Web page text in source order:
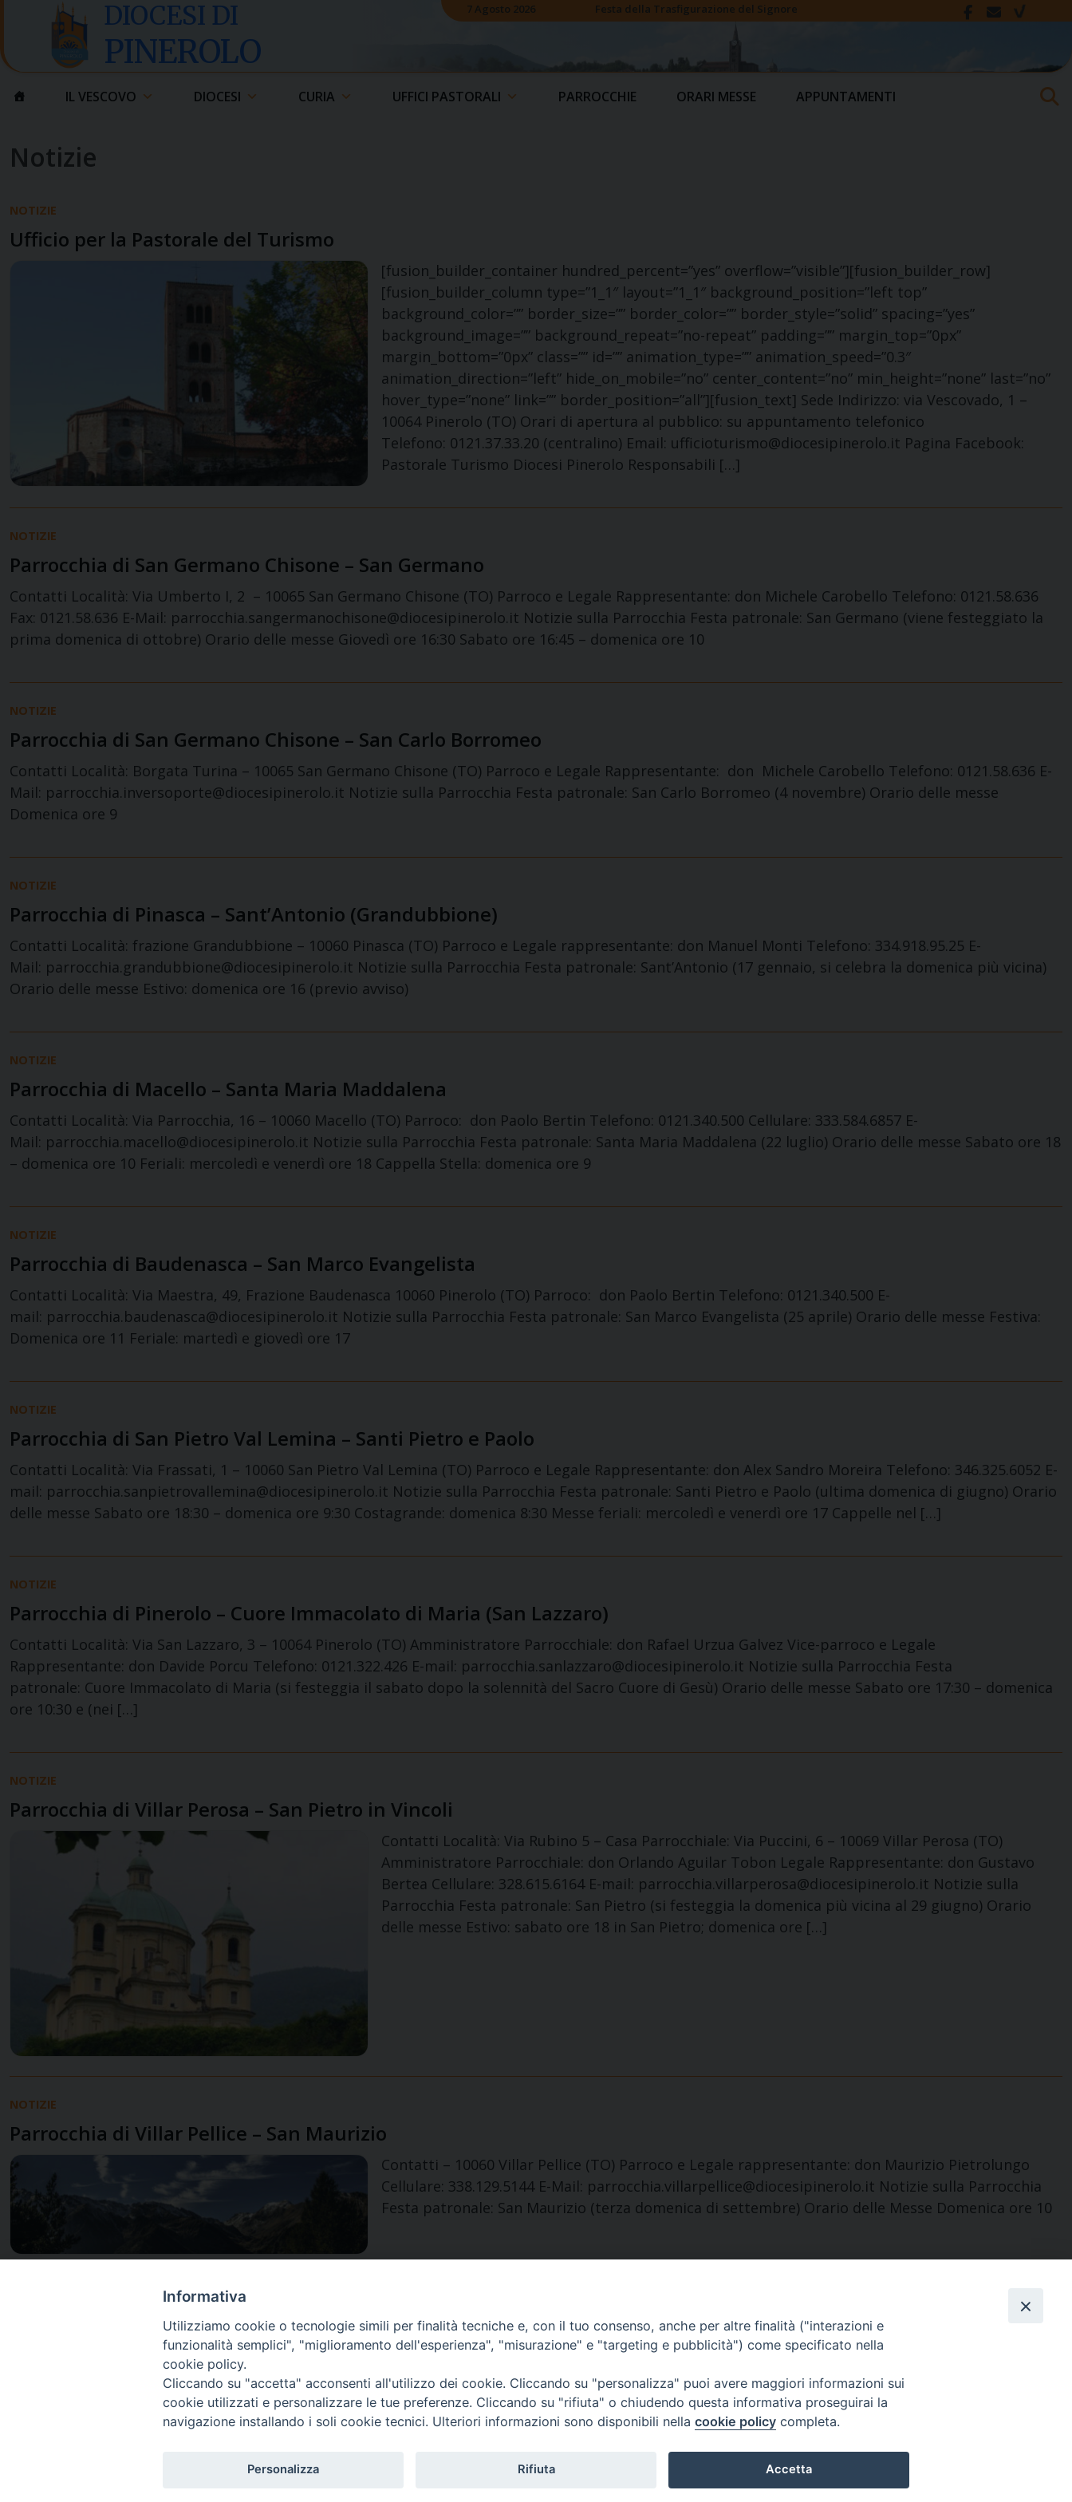
content
DIOCESI DI
PINEROLO
7 Agosto 2026 Festa della Trasfigurazione del Signore
IL VESCOVO DIOCESI CURIA UFFICI PASTORALI PARROCCHIE ORARI MESSE APPUNTAMENTI
Notizie
NOTIZIE
Ufficio per la Pastorale del Turismo
[fusion_builder_container hundred_percent=”yes” overflow=”visible”][fusion_builder_row]
[fusion_builder_column type=”1_1″ layout=”1_1″ background_position=”left top”
background_color=”” border_size=”” border_color=”” border_style=”solid” spacing=”yes”
background_image=”” background_repeat=”no-repeat” padding=”” margin_top=”0px”
margin_bottom=”0px” class=”” id=”” animation_type=”” animation_speed=”0.3″
animation_direction=”left” hide_on_mobile=”no” center_content=”no” min_height=”none” last=”no”
hover_type=”none” link=”” border_position=”all”][fusion_text] Sede Indirizzo: via Vescovado, 1 –
10064 Pinerolo (TO) Orari di apertura al pubblico: su appuntamento telefonico
Telefono: 0121.37.33.20 (centralino) Email: ufficioturismo@diocesipinerolo.it Pagina Facebook:
Pastorale Turismo Diocesi Pinerolo Responsabili […]
NOTIZIE
Parrocchia di San Germano Chisone – San Germano
Contatti Località: Via Umberto I, 2 – 10065 San Germano Chisone (TO) Parroco e Legale Rappresentante: don Michele Carobello Telefono: 0121.58.636
Fax: 0121.58.636 E-Mail: parrocchia.sangermanochisone@diocesipinerolo.it Notizie sulla Parrocchia Festa patronale: San Germano (viene festeggiato la
prima domenica di ottobre) Orario delle messe Giovedì ore 16:30 Sabato ore 16:45 – domenica ore 10
NOTIZIE
Parrocchia di San Germano Chisone – San Carlo Borromeo
Contatti Località: Borgata Turina – 10065 San Germano Chisone (TO) Parroco e Legale Rappresentante: don Michele Carobello Telefono: 0121.58.636 E-
Mail: parrocchia.inversoporte@diocesipinerolo.it Notizie sulla Parrocchia Festa patronale: San Carlo Borromeo (4 novembre) Orario delle messe
Domenica ore 9
NOTIZIE
Parrocchia di Pinasca – Sant’Antonio (Grandubbione)
Contatti Località: frazione Grandubbione – 10060 Pinasca (TO) Parroco e Legale rappresentante: don Manuel Monti Telefono: 334.918.95.25 E-
Mail: parrocchia.grandubbione@diocesipinerolo.it Notizie sulla Parrocchia Festa patronale: Sant’Antonio (17 gennaio, si celebra la domenica più vicina)
Orario delle messe Estivo: domenica ore 16 (previo avviso)
NOTIZIE
Parrocchia di Macello – Santa Maria Maddalena
Contatti Località: Via Parrocchia, 16 – 10060 Macello (TO) Parroco: don Paolo Bertin Telefono: 0121.340.500 Cellulare: 333.584.6857 E-
Mail: parrocchia.macello@diocesipinerolo.it Notizie sulla Parrocchia Festa patronale: Santa Maria Maddalena (22 luglio) Orario delle messe Sabato ore 18
– domenica ore 10 Feriali: mercoledì e venerdì ore 18 Cappella Stella: domenica ore 9
NOTIZIE
Parrocchia di Baudenasca – San Marco Evangelista
Contatti Località: Via Maestra, 49, Frazione Baudenasca 10060 Pinerolo (TO) Parroco: don Paolo Bertin Telefono: 0121.340.500 E-
mail: parrocchia.baudenasca@diocesipinerolo.it Notizie sulla Parrocchia Festa patronale: San Marco Evangelista (25 aprile) Orario delle messe Festiva:
Domenica ore 11 Feriale: martedì e giovedì ore 17
NOTIZIE
Parrocchia di San Pietro Val Lemina – Santi Pietro e Paolo
Contatti Località: Via Frassati, 1 – 10060 San Pietro Val Lemina (TO) Parroco e Legale Rappresentante: don Alex Sandro Moreira Telefono: 346.325.6052 E-
mail: parrocchia.sanpietrovallemina@diocesipinerolo.it Notizie sulla Parrocchia Festa patronale: Santi Pietro e Paolo (ultima domenica di giugno) Orario
delle messe Sabato ore 18:30 – domenica ore 9:30 Costagrande: domenica 8:30 Messe feriali: mercoledì e venerdì ore 17 Cappelle nel […]
NOTIZIE
Parrocchia di Pinerolo – Cuore Immacolato di Maria (San Lazzaro)
Contatti Località: Via San Lazzaro, 3 – 10064 Pinerolo (TO) Amministratore Parrocchiale: don Rafael Urzua Galvez Vice-parroco e Legale
Rappresentante: don Davide Porcu Telefono: 0121.322.426 E-mail: parrocchia.sanlazzaro@diocesipinerolo.it Notizie sulla Parrocchia Festa
patronale: Cuore Immacolato di Maria (si festeggia il sabato dopo la solennità del Sacro Cuore di Gesù) Orario delle messe Sabato ore 17:30 – domenica
ore 10:30 e (nei […]
NOTIZIE
Parrocchia di Villar Perosa – San Pietro in Vincoli
Contatti Località: Via Rubino 5 – Casa Parrocchiale: Via Puccini, 6 – 10069 Villar Perosa (TO)
Amministratore Parrocchiale: don Orlando Aguilar Tobon Legale Rappresentante: don Gustavo
Bertea Cellulare: 328.615.6164 E-mail: parrocchia.villarperosa@diocesipinerolo.it Notizie sulla
Parrocchia Festa patronale: San Pietro (si festeggia la domenica più vicina al 29 giugno) Orario
delle messe Estivo: sabato ore 18 in San Pietro; domenica ore […]
NOTIZIE
Parrocchia di Villar Pellice – San Maurizio
Contatti – 10060 Villar Pellice (TO) Parroco e Legale rappresentante: don Maurizio Pietrolungo
Cellulare: 338.129.5144 E-Mail: parrocchia.villarpellice@diocesipinerolo.it Notizie sulla Parrocchia
Festa patronale: San Maurizio (terza domenica di settembre) Orario delle Messe Domenica ore 10
Diocesi di Pinerolo
Sede Curia:
Via Vescovado, 1 – 10064 Pinerolo
e-mail: centralino@diocesipinerolo.it
Orari e giorni di apertura:
Lunedì, Mercoledì e Venerdì: ore 9:15 – 11:30;
Martedì e Giovedì: ore 9:15 – 12
Informativa
Utilizziamo cookie o tecnologie simili per finalità tecniche e, con il tuo consenso, anche per altre finalità ("interazioni e
funzionalità semplici", "miglioramento dell'esperienza", "misurazione" e "targeting e pubblicità") come specificato nella
cookie policy.
Cliccando su "accetta" acconsenti all'utilizzo dei cookie. Cliccando su "personalizza" puoi avere maggiori informazioni sui
cookie utilizzati e personalizzare le tue preferenze. Cliccando su "rifiuta" o chiudendo questa informativa proseguirai la
navigazione installando i soli cookie tecnici. Ulteriori informazioni sono disponibili nella cookie policy completa.
Personalizza Rifiuta Accetta